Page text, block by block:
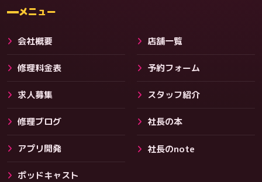
その他サービス
料金
メニュー
会社概要 店舗一覧
修理料金表 予約フォーム
求人募集 スタッフ紹介
修理ブログ 社長の本
アプリ開発 社長のnote
ポッドキャスト